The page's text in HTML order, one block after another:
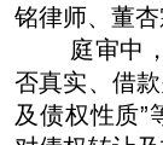
铭律师、董杏
庭审中，
否真实、借
及债权性质”